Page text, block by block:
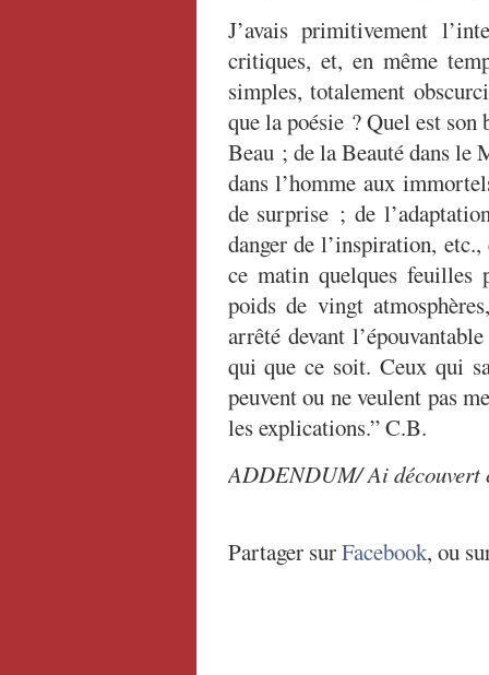
J’avais primitivement
critiques, et, en même
simples, totalement
que la poésie ? Quel est
Beau ; de la Beauté dans le
dans l’homme aux
de surprise ; de
danger de l’inspiration,
ce matin quelques feuilles
poids de vingt
arrêté devant
qui que ce soit. Ceux qui
peuvent ou ne veulent pas
les explications.” C.B.
ADDENDUM/ Ai découvert
Partager surFacebook, ou